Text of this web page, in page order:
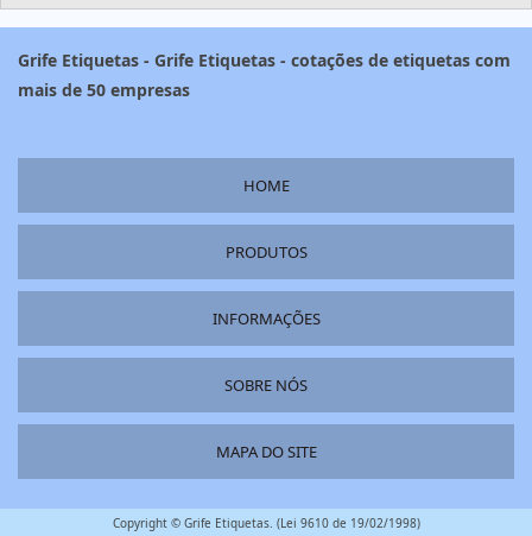
Grife Etiquetas - Grife Etiquetas - cotações de etiquetas com
mais de 50 empresas
HOME
PRODUTOS
INFORMAÇÕES
SOBRE NÓS
MAPA DO SITE
Copyright © Grife Etiquetas. (Lei 9610 de 19/02/1998)